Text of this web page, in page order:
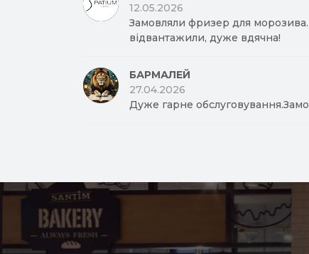
12.05.2026
Замовляли фризер для морозива.
відвантажили, дуже вдячна!
БАРМАЛЕЙ
27.04.2026
Дуже гарне